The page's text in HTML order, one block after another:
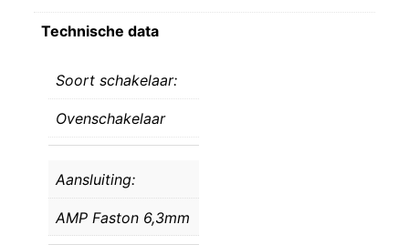
Technische data
Soort schakelaar:
Ovenschakelaar
Aansluiting:
AMP Faston 6,3mm